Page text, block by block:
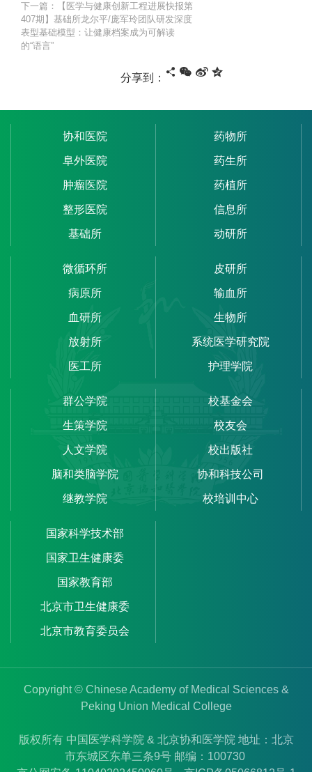
下一篇：【医学与健康创新工程进展快报第
407期】基础所龙尔平/庞军玲团队研发深度
表型基础模型：让健康档案成为可解读
的“语言”
分享到：
协和医院
阜外医院
肿瘤医院
整形医院
基础所
药物所
药生所
药植所
信息所
动研所
微循环所
病原所
血研所
放射所
医工所
皮研所
输血所
生物所
系统医学研究院
护理学院
群公学院
生策学院
人文学院
脑和类脑学院
继教学院
校基金会
校友会
校出版社
协和科技公司
校培训中心
国家科学技术部
国家卫生健康委
国家教育部
北京市卫生健康委
北京市教育委员会
Copyright © Chinese Academy of Medical Sciences &
Peking Union Medical College
版权所有 中国医学科学院 & 北京协和医学院 地址：北京
市东城区东单三条9号 邮编：100730